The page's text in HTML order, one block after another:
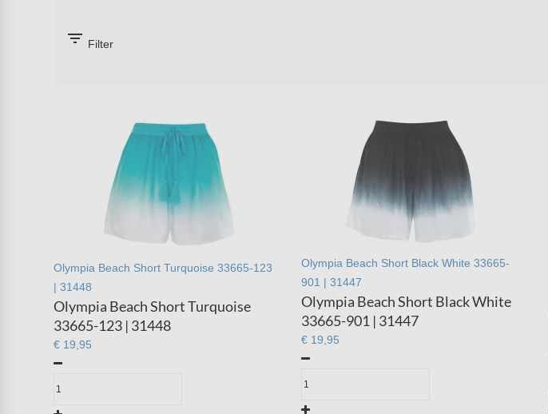
filter_list Filter
Olympia Beach Short Turquoise 33665-123
| 31448
Olympia Beach Short Turquoise
33665-123 | 31448
€ 19,95
Olympia Beach Short Black White 33665-
901 | 31447
Olympia Beach Short Black White
33665-901 | 31447
€ 19,95